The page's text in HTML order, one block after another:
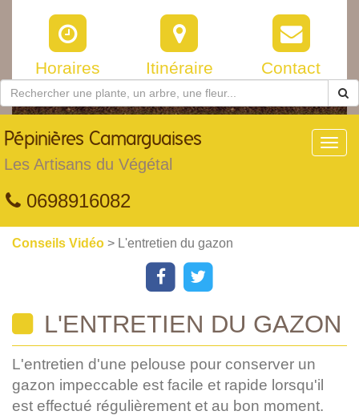
Horaires Itinéraire Contact
Pépinières Camarguaises
Les Artisans du Végétal
0698916082
Conseils Vidéo > L'entretien du gazon
L'ENTRETIEN DU GAZON
L'entretien d'une pelouse pour conserver un
gazon impeccable est facile et rapide lorsqu'il
est effectué régulièrement et au bon moment.